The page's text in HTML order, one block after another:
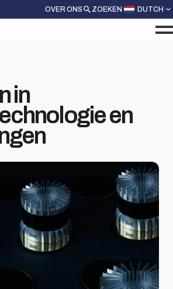
OVER ONS ZOEKEN DUTCH
in
en